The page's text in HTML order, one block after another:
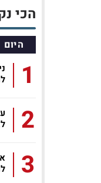
הכי
היום
1
2
3